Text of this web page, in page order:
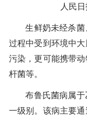
人民
生鲜奶未经杀
过程中受到环境中
污染，更可能携带
杆菌等。
布鲁氏菌病属
一级别。该病主要